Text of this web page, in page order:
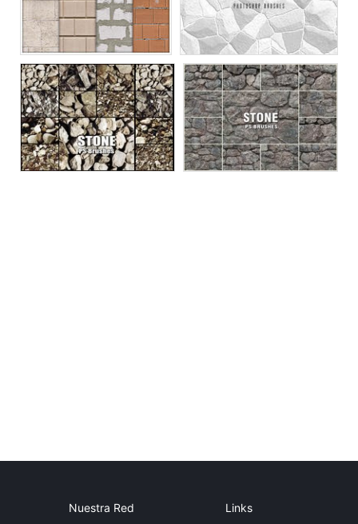
Nuestra Red Links